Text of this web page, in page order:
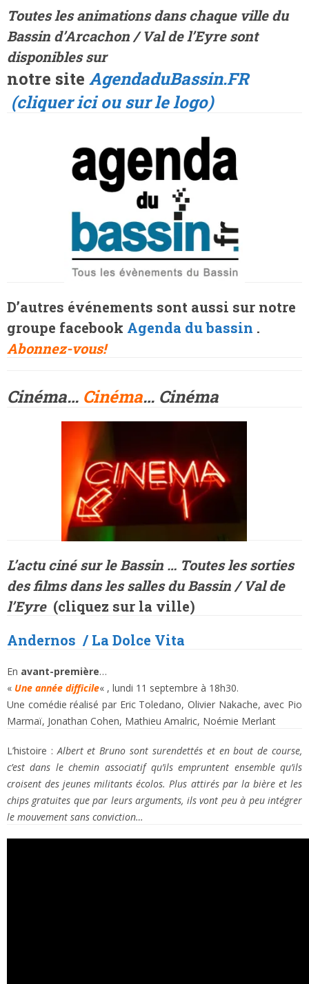
Toutes les animations danschaque villedu
Bassin d’Arcachon / Val de l’Eyre sont
disponibles sur
notre site AgendaduBassin.FR
(cliquer ici ou sur le logo)
D’autres événements sont aussi sur notre
groupe facebook Agenda du bassin .
Abonnez-vous!
Cinéma… Cinéma… Cinéma
L’actu ciné sur le Bassin … Toutes les sorties
des films dans les salles du Bassin / Val de
l’Eyre(cliquez sur la ville)
Andernos / La Dolce Vita
En avant-première…
« Une année difficile« , lundi 11 septembre à 18h30.
Une comédie réalisé par Eric Toledano, Olivier Nakache, avec Pio
Marmaï, Jonathan Cohen, Mathieu Amalric, Noémie Merlant
L’histoire : Albert et Bruno sont surendettés et en bout de course,
c’est dans le chemin associatif qu’ils empruntent ensemble qu’ils
croisent des jeunes militants écolos. Plus attirés par la bière et les
chips gratuites que par leurs arguments, ils vont peu à peu intégrer
le mouvement sans conviction…